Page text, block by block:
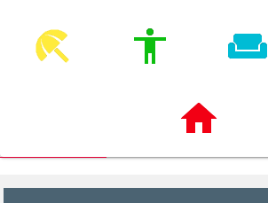
LOISIRS MODE HABITAT
IMMOBILIERS